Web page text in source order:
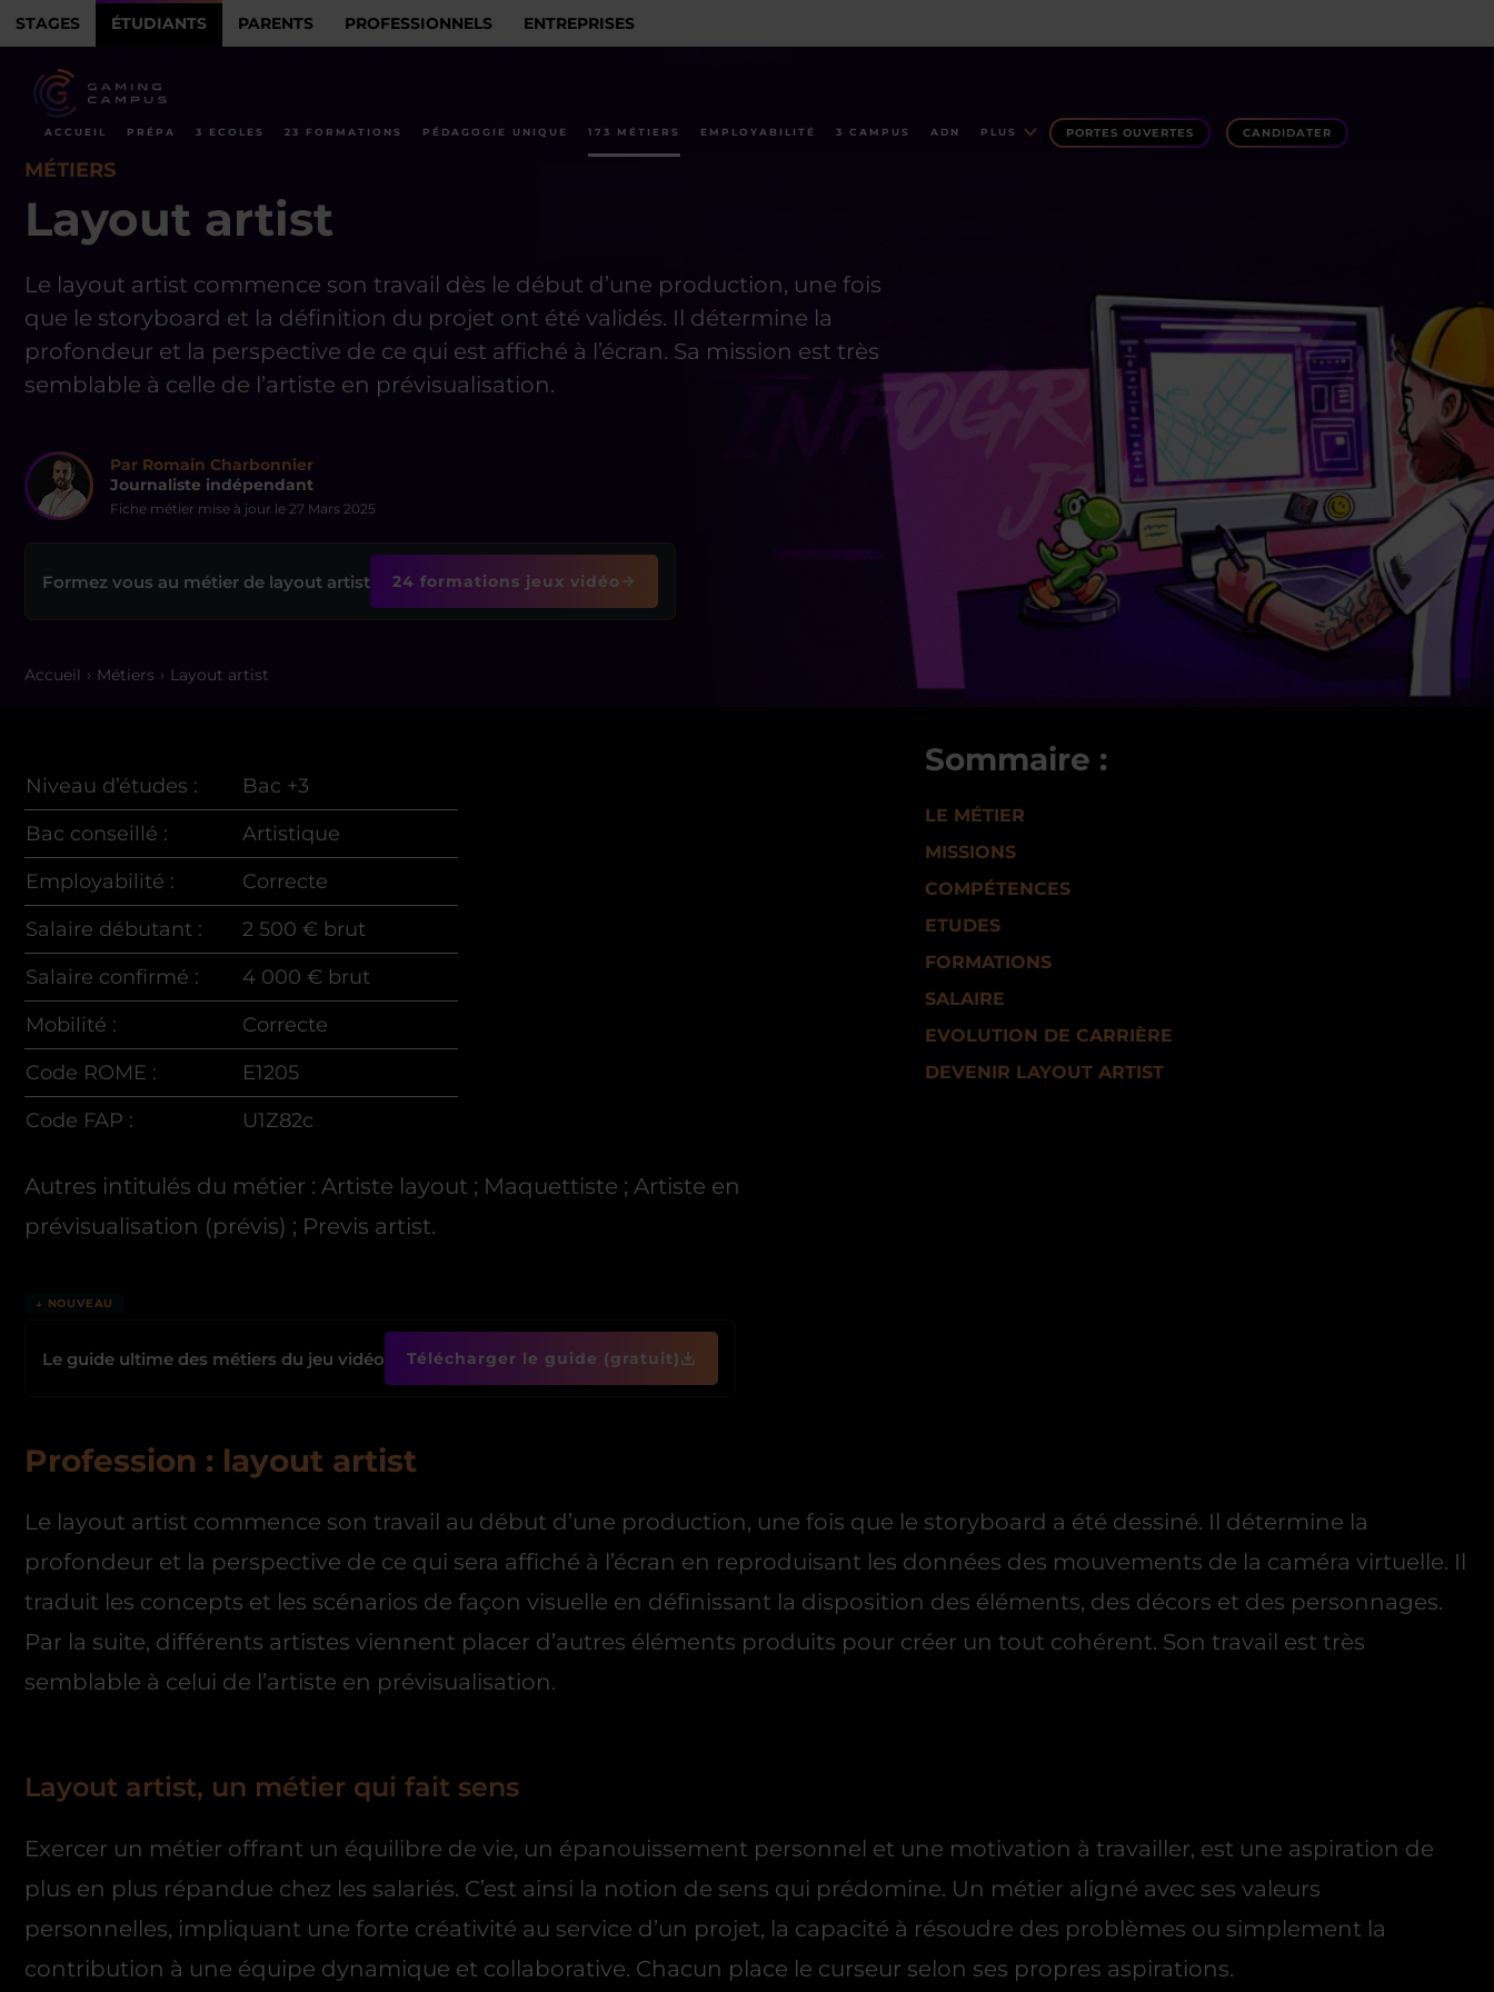
STAGES ÉTUDIANTS PARENTS PROFESSIONNELS ENTREPRISES
ACCUEIL PRÉPA 3 ECOLES 23 FORMATIONS PÉDAGOGIE UNIQUE 173 MÉTIERS EMPLOYABILITÉ 3 CAMPUS ADN PLUS PORTES OUVERTES CANDIDATER
MÉTIERS
Layout artist
Le layout artist commence son travail dès le début d’une production, une fois
que le storyboard et la définition du projet ont été validés. Il détermine la
profondeur et la perspective de ce qui est affiché à l’écran. Sa mission est très
semblable à celle de l’artiste en prévisualisation.
Par Romain Charbonnier
Journaliste indépendant
Fiche métier mise à jour le 27 Mars 2025
Formez vous au métier de layout artist 24 formations jeux vidéo
Accueil Métiers Layout artist
Sommaire :
LE MÉTIER
MISSIONS
COMPÉTENCES
ETUDES
FORMATIONS
SALAIRE
EVOLUTION DE CARRIÈRE
DEVENIR LAYOUT ARTIST
Niveau d’études :
Bac +3
Bac conseillé :
Artistique
Employabilité :
Correcte
Salaire débutant :
2 500 € brut
Salaire confirmé :
4 000 € brut
Mobilité :
Correcte
Code ROME :
E1205
Code FAP :
U1Z82c
Autres intitulés du métier : Artiste layout ; Maquettiste ; Artiste en
prévisualisation (prévis) ; Previs artist.
↓ NOUVEAU
Le guide ultime des métiers du jeu vidéo Télécharger le guide (gratuit)
Profession : layout artist
Le layout artist commence son travail au début d’une production, une fois que le storyboard a été dessiné. Il détermine la
profondeur et la perspective de ce qui sera affiché à l’écran en reproduisant les données des mouvements de la caméra virtuelle. Il
traduit les concepts et les scénarios de façon visuelle en définissant la disposition des éléments, des décors et des personnages.
Par la suite, différents artistes viennent placer d’autres éléments produits pour créer un tout cohérent. Son travail est très
semblable à celui de l’artiste en prévisualisation.
Layout artist, un métier qui fait sens
Exercer un métier offrant un équilibre de vie, un épanouissement personnel et une motivation à travailler, est une aspiration de
plus en plus répandue chez les salariés. C’est ainsi la notion de sens qui prédomine. Un métier aligné avec ses valeurs
personnelles, impliquant une forte créativité au service d’un projet, la capacité à résoudre des problèmes ou simplement la
contribution à une équipe dynamique et collaborative. Chacun place le curseur selon ses propres aspirations.